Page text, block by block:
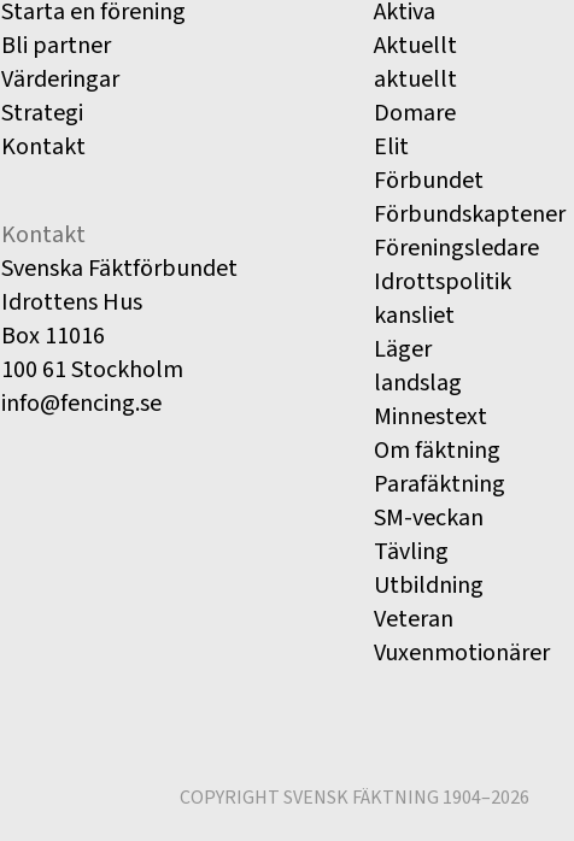
Starta en förening
Bli partner
Värderingar
Strategi
Kontakt
Kontakt
Svenska Fäktförbundet
Idrottens Hus
Box 11016
100 61 Stockholm
info@fencing.se
Aktiva
Aktuellt
aktuellt
Domare
Elit
Förbundet
Förbundskaptener
Föreningsledare
Idrottspolitik
kansliet
Läger
landslag
Minnestext
Om fäktning
Parafäktning
SM-veckan
Tävling
Utbildning
Veteran
Vuxenmotionärer
COPYRIGHT SVENSK FÄKTNING 1904–2026